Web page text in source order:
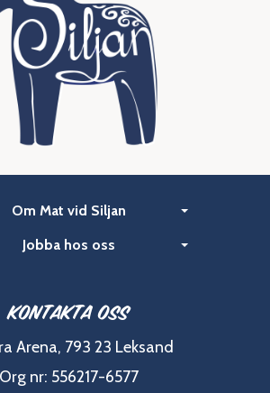
Om Mat vid Siljan
Jobba hos oss
Kontakta oss
Arena, 793 23 Leksand
Org nr: 556217-6577